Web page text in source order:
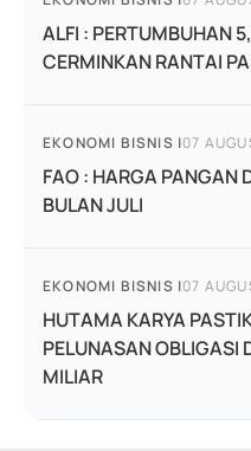
ALFI : PERTUMBUHAN
CERMINKAN RANTAI
EKONOMI BISNIS |07
FAO : HARGA PANGAN
BULAN JULI
EKONOMI BISNIS |07
HUTAMA KARYA
PELUNASAN OBLIGASI
MILIAR